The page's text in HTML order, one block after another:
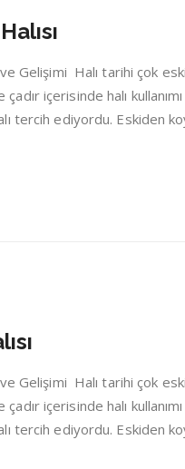
Gelişimi Halı tarihi çok
içerisinde halı
tercih ediyordu. Eskiden
Gelişimi Halı tarihi çok
içerisinde halı
tercih ediyordu. Eskiden